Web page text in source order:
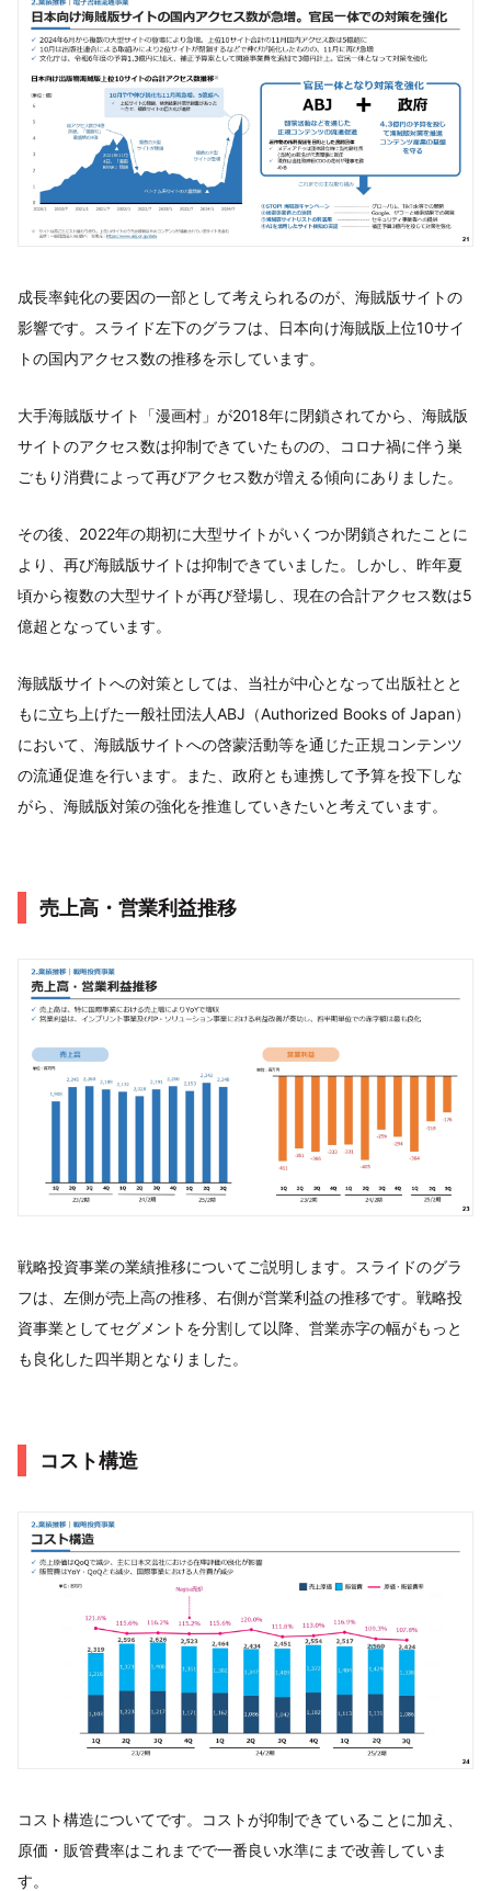
成長率鈍化の要因の一部として考えられるのが、海賊版サイトの
影響です。スライド左下のグラフは、日本向け海賊版上位10サイ
トの国内アクセス数の推移を示しています。
大手海賊版サイト「漫画村」が2018年に閉鎖されてから、海賊版
サイトのアクセス数は抑制できていたものの、コロナ禍に伴う巣
ごもり消費によって再びアクセス数が増える傾向にありました。
その後、2022年の期初に大型サイトがいくつか閉鎖されたことに
より、再び海賊版サイトは抑制できていました。しかし、昨年夏
頃から複数の大型サイトが再び登場し、現在の合計アクセス数は5
億超となっています。
海賊版サイトへの対策としては、当社が中心となって出版社とと
もに立ち上げた一般社団法人ABJ（Authorized Books of Japan）
において、海賊版サイトへの啓蒙活動等を通じた正規コンテンツ
の流通促進を行います。また、政府とも連携して予算を投下しな
がら、海賊版対策の強化を推進していきたいと考えています。
売上高・営業利益推移
戦略投資事業の業績推移についてご説明します。スライドのグラ
フは、左側が売上高の推移、右側が営業利益の推移です。戦略投
資事業としてセグメントを分割して以降、営業赤字の幅がもっと
も良化した四半期となりました。
コスト構造
コスト構造についてです。コストが抑制できていることに加え、
原価・販管費率はこれまでで一番良い水準にまで改善していま
す。